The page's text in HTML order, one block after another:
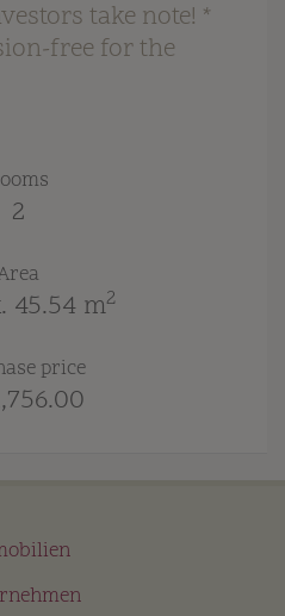
take note! *
free for the
2
45.54 m2
price